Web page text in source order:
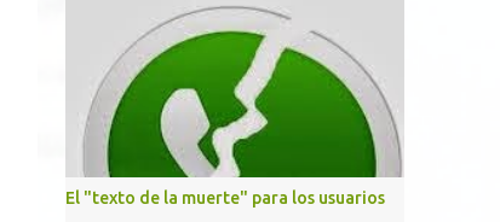
El "texto de la muerte" para los usuarios